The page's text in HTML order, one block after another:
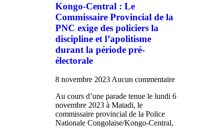
Kongo-Central : Le
Commissaire Provincial de la
PNC exige des policiers la
discipline et l’apolitisme
durant la période pré-
électorale
8 novembre 2023Aucun commentaire
Au cours d’une parade tenue le lundi 6
novembre 2023 à Matadi, le
commissaire provincial de la Police
Nationale Congolaise/Kongo-Central,